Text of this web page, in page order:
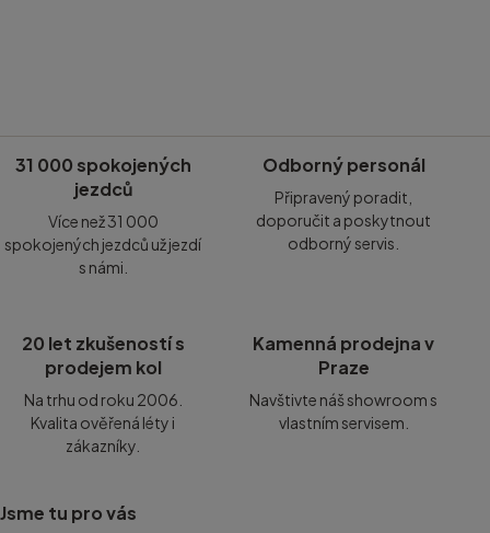
31 000 spokojených
jezdců
Více než 31 000
spokojených jezdců už jezdí
s námi.
Odborný personál
Připravený poradit,
doporučit a poskytnout
odborný servis.
20 let zkušeností s
prodejem kol
Na trhu od roku 2006.
Kvalita ověřená léty i
zákazníky.
Kamenná prodejna v
Praze
Navštivte náš showroom s
vlastním servisem.
Jsme tu pro vás